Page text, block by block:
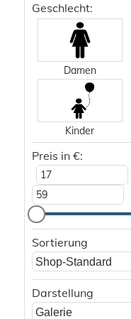
Geschlecht:
Damen
Kinder
Preis in €:
Sortierung
Shop-Standard
Darstellung
Galerie